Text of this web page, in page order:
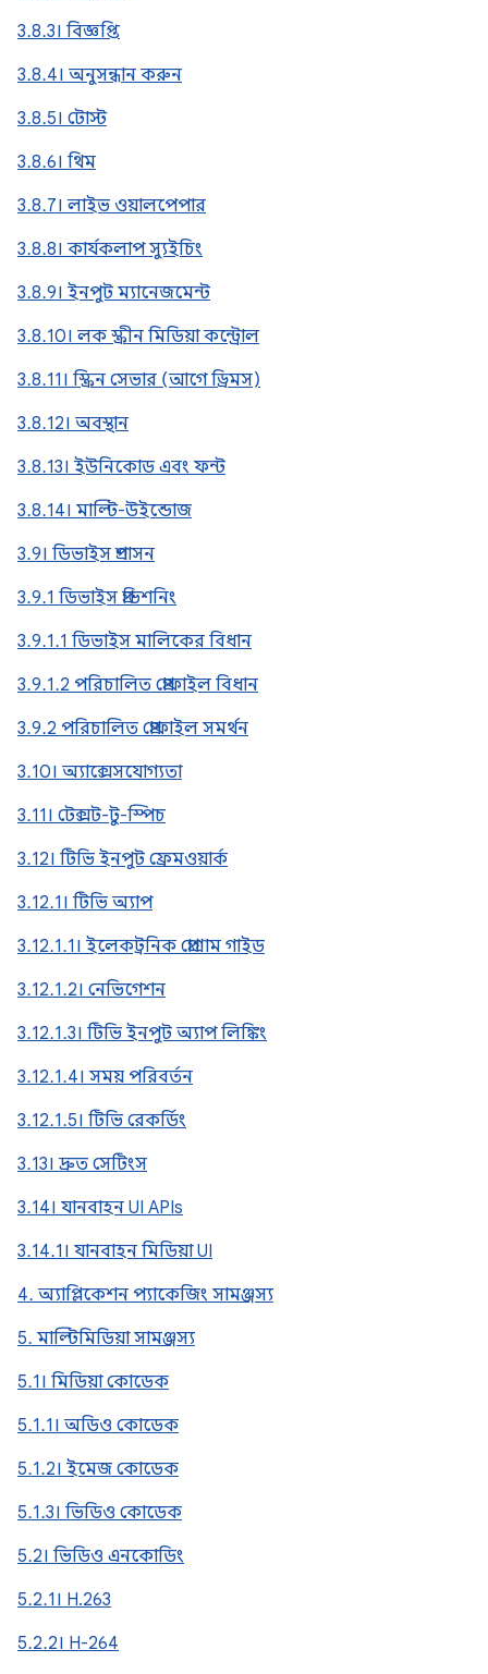
3.8.3। বিজ্ঞপ্তি
3.8.4। অনুসন্ধান করুন
3.8.5। টোস্ট
3.8.6। থিম
3.8.7। লাইভ ওয়ালপেপার
3.8.8। কার্যকলাপ স্যুইচিং
3.8.9। ইনপুট ম্যানেজমেন্ট
3.8.10। লক স্ক্রীন মিডিয়া কন্ট্রোল
3.8.11। স্ক্রিন সেভার (আগে ড্রিমস)
3.8.12। অবস্থান
3.8.13। ইউনিকোড এবং ফন্ট
3.8.14। মাল্টি-উইন্ডোজ
3.9। ডিভাইস প্রশাসন
3.9.1 ডিভাইস প্রভিশনিং
3.9.1.1 ডিভাইস মালিকের বিধান
3.9.1.2 পরিচালিত প্রোফাইল বিধান
3.9.2 পরিচালিত প্রোফাইল সমর্থন
3.10। অ্যাক্সেসযোগ্যতা
3.11। টেক্সট-টু-স্পিচ
3.12। টিভি ইনপুট ফ্রেমওয়ার্ক
3.12.1। টিভি অ্যাপ
3.12.1.1। ইলেকট্রনিক প্রোগ্রাম গাইড
3.12.1.2। নেভিগেশন
3.12.1.3। টিভি ইনপুট অ্যাপ লিঙ্কিং
3.12.1.4। সময় পরিবর্তন
3.12.1.5। টিভি রেকর্ডিং
3.13। দ্রুত সেটিংস
3.14। যানবাহন UI APIs
3.14.1। যানবাহন মিডিয়া UI
4. অ্যাপ্লিকেশন প্যাকেজিং সামঞ্জস্য
5. মাল্টিমিডিয়া সামঞ্জস্য
5.1। মিডিয়া কোডেক
5.1.1। অডিও কোডেক
5.1.2। ইমেজ কোডেক
5.1.3। ভিডিও কোডেক
5.2। ভিডিও এনকোডিং
5.2.1। H.263
5.2.2। H-264